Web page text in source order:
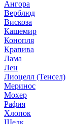
Ангора
Верблюд
Вискоза
Кашемир
Конопля
Крапива
Лама
Лен
Лиоцелл (Тенсел)
Меринос
Мохер
Рафия
Хлопок
Шелк